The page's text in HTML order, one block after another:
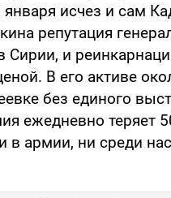
января исчез и сам
репутация
Сирии, и
В его активе
без единого
ежедневно теряет
в армии, ни среди